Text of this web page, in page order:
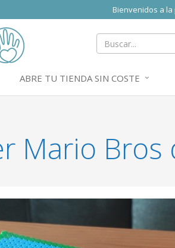
Bienvenidos a
ABRE TU TIENDA SIN COSTE
Mario